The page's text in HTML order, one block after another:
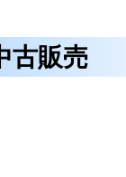
古販売